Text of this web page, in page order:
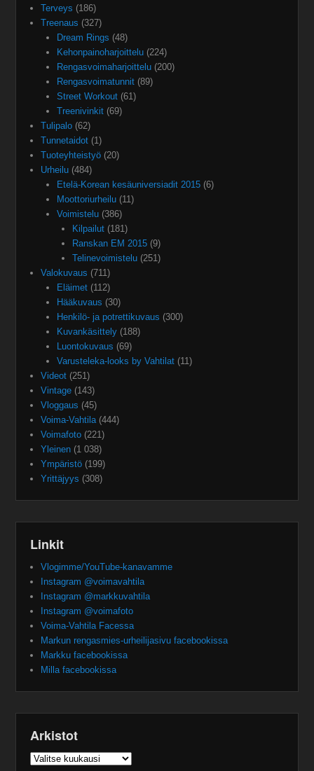
Terveys (186)
Treenaus (327)
Dream Rings (48)
Kehonpainoharjoittelu(224)
Rengasvoimaharjoittelu(200)
Rengasvoimatunnit(89)
Street Workout(61)
Treenivinkit(69)
Tulipalo (62)
Tunnetaidot (1)
Tuoteyhteistyö (20)
Urheilu (484)
Etelä-Korean kesäuniversiadit 2015(6)
Moottoriurheilu(11)
Voimistelu(386)
Kilpailut (181)
Ranskan EM 2015 (9)
Telinevoimistelu (251)
Valokuvaus (711)
Eläimet(112)
Hääkuvaus (30)
Henkilö- ja potrettikuvaus (300)
Kuvankäsittely(188)
Luontokuvaus (69)
Varusteleka-looks by Vahtilat(11)
Videot (251)
Vintage (143)
Vloggaus (45)
Voima-Vahtila(444)
Voimafoto (221)
Yleinen (1 038)
Ympäristö (199)
Yrittäjyys (308)
Linkit
Vlogimme/YouTube-kanavamme
Instagram @voimavahtila
Instagram @markkuvahtila
Instagram @voimafoto
Voima-Vahtila Facessa
Markun rengasmies-urheilijasivu facebookissa
Markku facebookissa
Milla facebookissa
Arkistot
Arkistot